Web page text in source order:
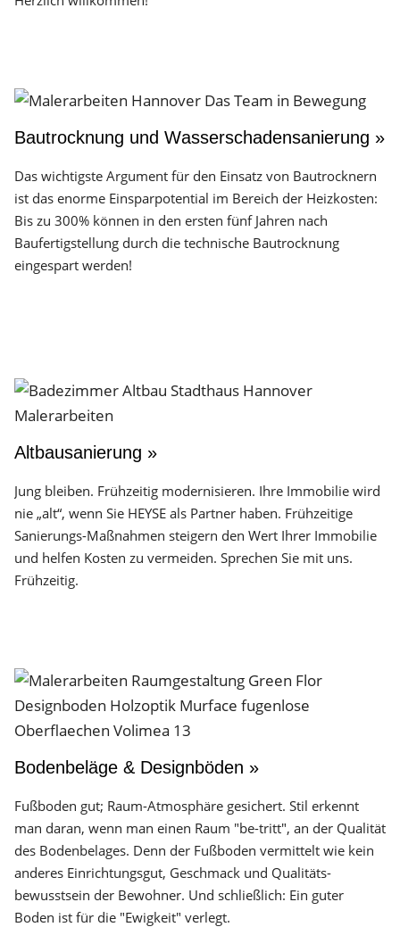
Bautrocknung und Wasserschadensanierung »
Das wichtigste Argument für den Einsatz von Bautrocknern
ist das enorme Einsparpotential im Bereich der Heizkosten:
Bis zu 300% können in den ersten fünf Jahren nach
Baufertigstellung durch die technische Bautrocknung
eingespart werden!
Altbausanierung »
Jung bleiben. Frühzeitig modernisieren. Ihre Immobilie wird
nie „alt“, wenn Sie HEYSE als Partner haben. Frühzeitige
Sanierungs-Maßnahmen steigern den Wert Ihrer Immobilie
und helfen Kosten zu vermeiden. Sprechen Sie mit uns.
Frühzeitig.
Bodenbeläge & Designböden »
Fußboden gut; Raum-Atmosphäre gesichert. Stil erkennt
man daran, wenn man einen Raum "be-tritt", an der Qualität
des Boden­belages. Denn der Fuß­boden vermittelt wie kein
anderes Einrichtungs­gut, Geschmack und Qualitäts­
bewusstsein der Bewohner. Und schließlich: Ein guter
Boden ist für die "Ewigkeit" verlegt.